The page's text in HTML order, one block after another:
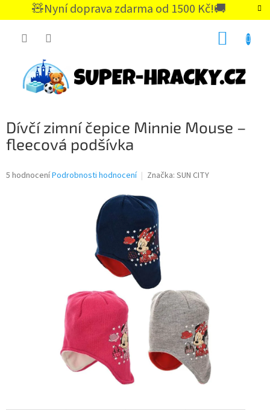
🧸Nyní doprava zdarma od 1500 Kč!🚚
CZK
Dívčí zimní čepice Minnie Mouse –
fleecová podšívka
Průměrné
5 hodnoceníPodrobnosti hodnocení Značka: SUN CITY